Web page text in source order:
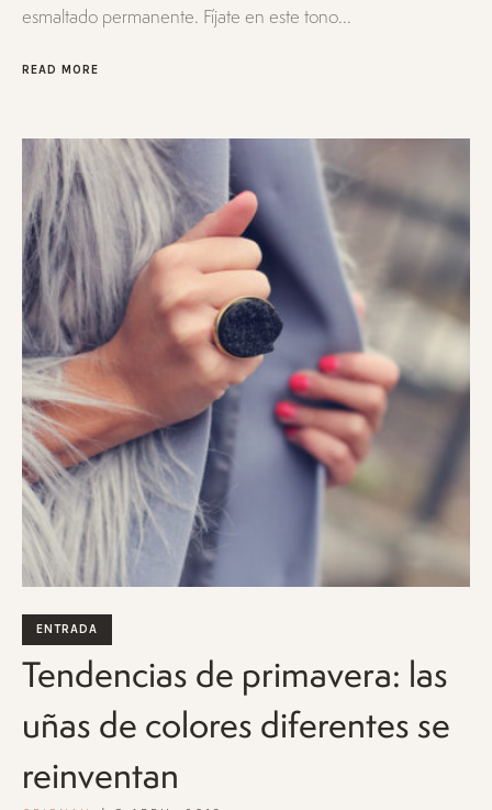
esmaltado permanente. Fíjate en este tono...
READ MORE
ENTRADA
Tendencias de primavera: las
uñas de colores diferentes se
reinventan